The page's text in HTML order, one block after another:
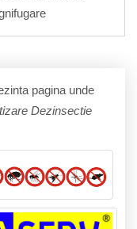
pagina unde
Dezinsectie